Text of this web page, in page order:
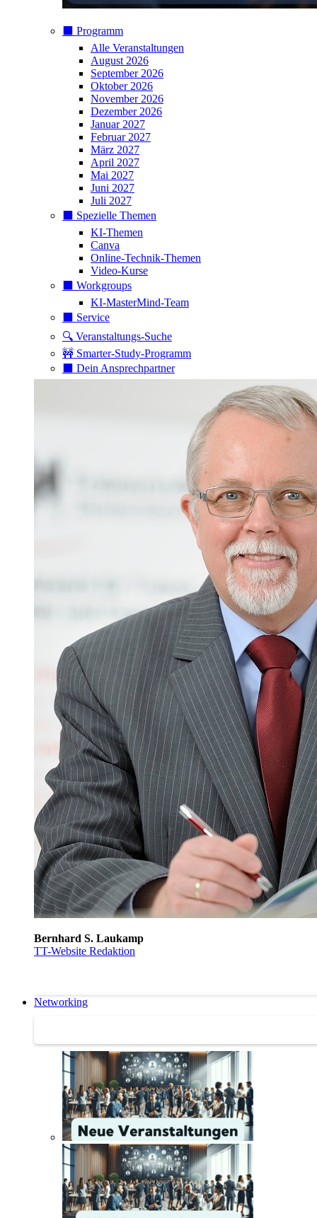
⬛️ Programm
Alle Veranstaltungen
August 2026
September 2026
Oktober 2026
November 2026
Dezember 2026
Januar 2027
Februar 2027
März 2027
April 2027
Mai 2027
Juni 2027
Juli 2027
⬛️ Spezielle Themen
KI-Themen
Canva
Online-Technik-Themen
Video-Kurse
⬛️ Workgroups
KI-MasterMind-Team
⬛️ Service
🔍 Veranstaltungs-Suche
🚧 Smarter-Study-Programm
⬛️ Dein Ansprechpartner
Bernhard S. Laukamp
TT-Website Redaktion
Networking